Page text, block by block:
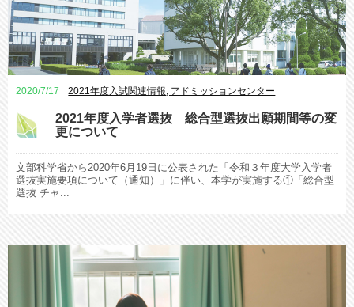
2020/7/17 2021年度入試関連情報, アドミッションセンター
2021年度入学者選抜 総合型選抜出願期間等の変
更について
文部科学省から2020年6月19日に公表された「令和３年度大学入学者
選抜実施要項について（通知）」に伴い、本学が実施する①「総合型
選抜 チャ...